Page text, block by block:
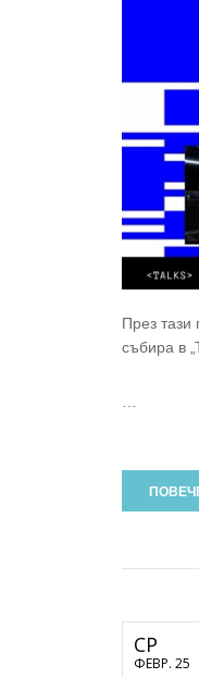
През тази
събира в
СР
ФЕВР. 25